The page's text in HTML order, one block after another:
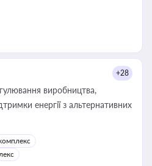
+28
виробництва,
енергії з альтернативних